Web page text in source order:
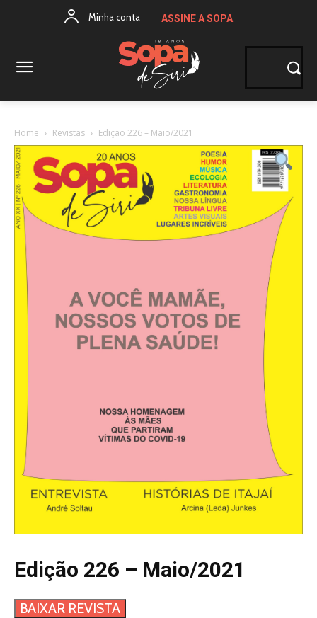
Minha conta ASSINE A SOPA
Home Revistas Edição 226 – Maio/2021
Edição 226 – Maio/2021
BAIXAR REVISTA